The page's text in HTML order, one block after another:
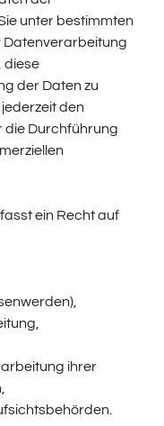
unter bestimmten
Datenverarbeitung
diese
der Daten zu
den
die Durchführung
ein Recht auf
ihrer